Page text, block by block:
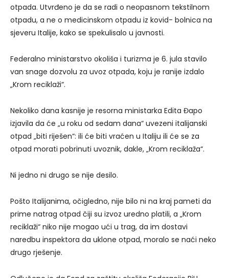
otpada. Utvrđeno je da se radi o neopasnom tekstilnom
otpadu, a ne o medicinskom otpadu iz kovid- bolnica na
sjeveru Italije, kako se spekulisalo u javnosti.
Federalno ministarstvo okoliša i turizma je 6. jula stavilo
van snage dozvolu za uvoz otpada, koju je ranije izdalo
„Krom reciklaži“.
Nekoliko dana kasnije je resorna ministarka Edita Đapo
izjavila da će „u roku od sedam dana“ uvezeni italijanski
otpad „biti riješen“: ili će biti vraćen u Italiju ili će se za
otpad morati pobrinuti uvoznik, dakle, „Krom reciklaža“.
Ni jedno ni drugo se nije desilo.
Pošto Italijanima, očigledno, nije bilo ni na kraj pameti da
prime natrag otpad čiji su izvoz uredno platili, a „Krom
reciklaži“ niko nije mogao ući u trag, da im dostavi
naredbu inspektora da uklone otpad, moralo se naći neko
drugo rješenje.